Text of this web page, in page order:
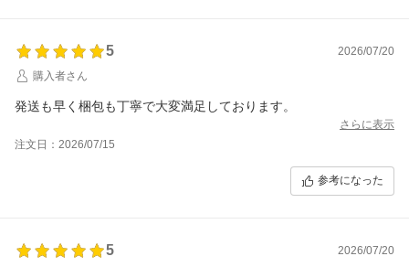
5
2026/07/20
購入者さん
発送も早く梱包も丁寧で大変満足しております。
さらに表示
注文日：2026/07/15
参考になった
5
2026/07/20